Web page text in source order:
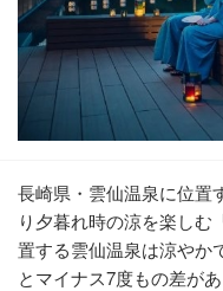
長崎県・雲仙温泉に位置
り夕暮れ時の涼を楽しむ
置する雲仙温泉は涼やか
とマイナス7度もの差が